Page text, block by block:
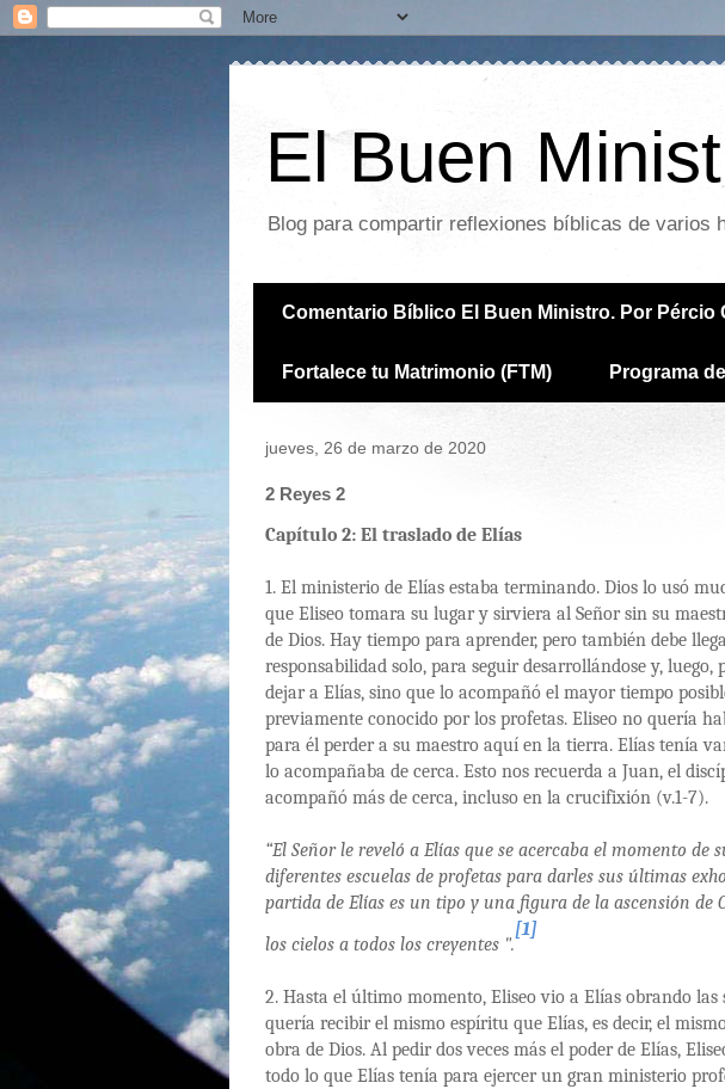
El Buen
Blog para compartir reflexiones bíblicas de varios
Comentario Bíblico El Buen Ministro. Por Pércio
Fortalece tu Matrimonio (FTM) Programa
jueves, 26 de marzo de 2020
2 Reyes 2
Capítulo 2: El traslado de Elías
1. El ministerio de Elías estaba terminando. Dios lo usó
que Eliseo tomara su lugar y sirviera al Señor sin su
de Dios. Hay tiempo para aprender, pero también debe
responsabilidad solo, para seguir desarrollándose y, luego,
dejar a Elías, sino que lo acompañó el mayor tiempo
previamente conocido por los profetas. Eliseo no quería
para él perder a su maestro aquí en la tierra. Elías tenía
lo acompañaba de cerca. Esto nos recuerda a Juan, el
acompañó más de cerca, incluso en la crucifixión (v.1-7).
“El Señor le reveló a Elías que se acercaba el momento de
diferentes escuelas de profetas para darles sus últimas
partida de Elías es un tipo y una figura de la ascensión de
los cielos a todos los creyentes ".
[1]
2. Hasta el último momento, Eliseo vio a Elías obrando las
quería recibir el mismo espíritu que Elías, es decir, el
obra de Dios. Al pedir dos veces más el poder de Elías,
todo lo que Elías tenía para ejercer un gran ministerio